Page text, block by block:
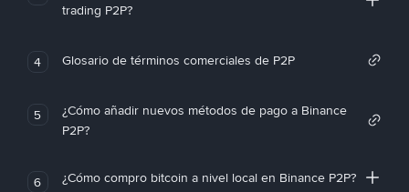
trading P2P?
4 Glosario de términos comerciales de P2P
5
¿Cómo añadir nuevos métodos de pago a Binance
P2P?
6 ¿Cómo compro bitcoin a nivel local en Binance P2P?